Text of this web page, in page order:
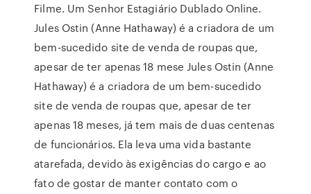
Filme. Um Senhor Estagiário Dublado Online.
Jules Ostin (Anne Hathaway) é a criadora de um
bem-sucedido site de venda de roupas que,
apesar de ter apenas 18 mese Jules Ostin (Anne
Hathaway) é a criadora de um bem-sucedido
site de venda de roupas que, apesar de ter
apenas 18 meses, já tem mais de duas centenas
de funcionários. Ela leva uma vida bastante
atarefada, devido às exigências do cargo e ao
fato de gostar de manter contato com o